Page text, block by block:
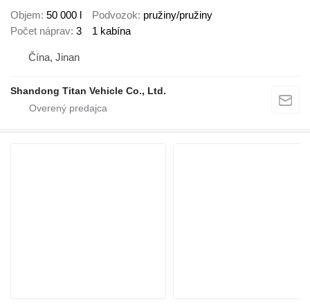
Objem 50 000 l Podvozok pružiny/pružiny
Počet náprav 3 1 kabína
Čína, Jinan
Shandong Titan Vehicle Co., Ltd.